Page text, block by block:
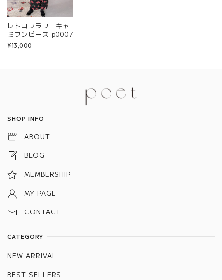
レトロフラワーキャ
ミワンピース p0007
¥13,000
SHOP INFO
ABOUT
BLOG
MEMBERSHIP
MY PAGE
CONTACT
CATEGORY
NEW ARRIVAL
BEST SELLERS